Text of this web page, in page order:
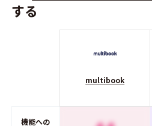
する
multibook
機能への